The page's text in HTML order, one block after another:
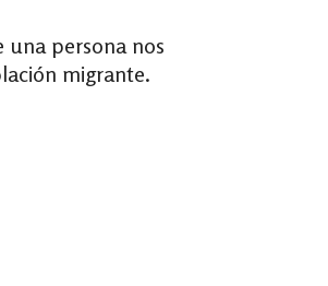
una persona nos
migrante.